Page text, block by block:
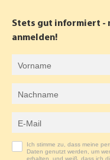
O
O
A
G
R
Stets gut informiert -
anmelden!
Ich stimme zu, dass meine
Daten genutzt werden, um
erhalten, und weiß, dass ich